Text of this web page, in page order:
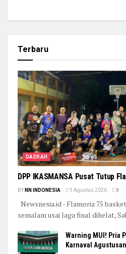
Terbaru
DAERAH
DPP IKASMANSA Pusat Tutup
BY NN INDONESIA 9 Agustus 2026 0
Newsnesia.id - Flamoria 75
semalam usai laga final dihelat,
Warning MUI! Pria
Karnaval